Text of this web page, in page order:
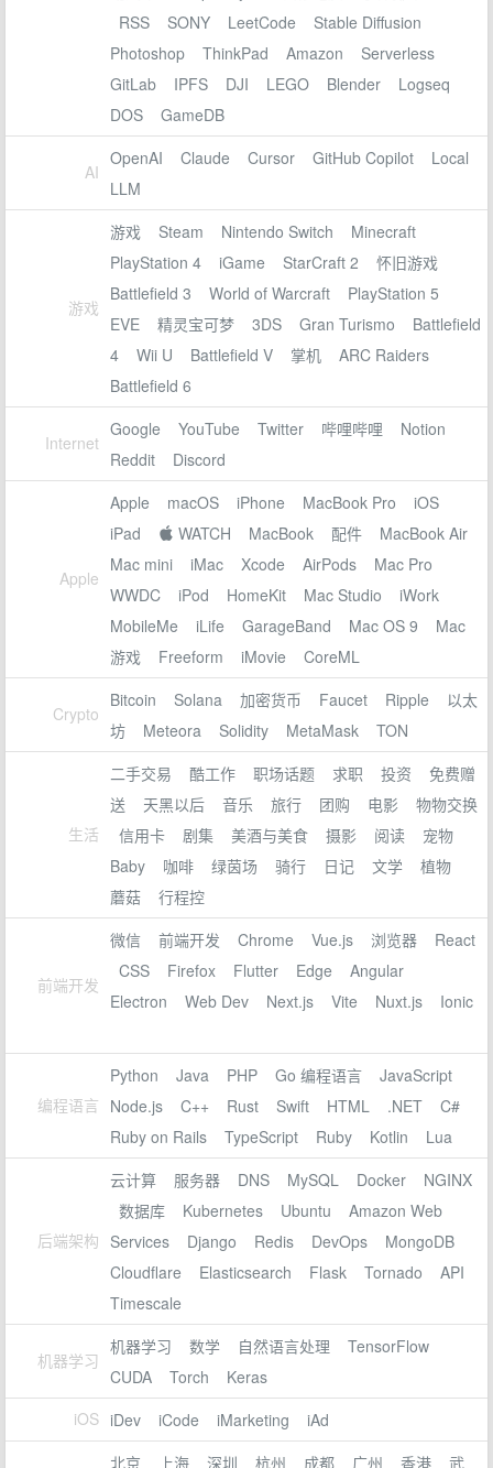
RSS
SONY LeetCode
Stable Diffusion
Photoshop
ThinkPad Amazon
Serverless
GitLab
IPFS DJI LEGO Blender
Logseq
DOS
GameDB
AI
OpenAI Claude Cursor GitHub Copilot
Local
LLM
游戏
游戏 Steam Nintendo Switch
Minecraft
PlayStation 4
iGame StarCraft 2
怀旧游戏
Battlefield 3
World of Warcraft
PlayStation 5
EVE
精灵宝可梦 3DS Gran Turismo
Battlefield
4
Wii U Battlefield V 掌机
ARC Raiders
Battlefield 6
Internet
Google YouTube Twitter 哔哩哔哩
Notion
Reddit
Discord
Apple
Apple macOS iPhone MacBook Pro
iOS
iPad
 WATCH MacBook 配件
MacBook Air
Mac mini
iMac Xcode AirPods
Mac Pro
WWDC
iPod HomeKit Mac Studio
iWork
MobileMe
iLife GarageBand Mac OS 9
Mac
游戏
Freeform iMovie CoreML
Crypto
Bitcoin Solana 加密货币 Faucet Ripple
以太
坊
Meteora Solidity MetaMask TON
生活
二手交易 酷工作 职场话题 求职 投资
免费赠
送
天黑以后 音乐 旅行 团购 电影
物物交换
信用卡
剧集 美酒与美食 摄影 阅读
宠物
Baby
咖啡 绿茵场 骑行 日记 文学
植物
蘑菇
行程控
前端开发
微信 前端开发 Chrome Vue.js 浏览器
React
CSS
Firefox Flutter Edge
Angular
Electron
Web Dev Next.js Vite Nuxt.js Ionic
编程语言
Python Java PHP Go 编程语言
JavaScript
Node.js
C++ Rust Swift HTML .NET
C#
Ruby on Rails
TypeScript Ruby Kotlin Lua
后端架构
云计算 服务器 DNS MySQL Docker
NGINX
数据库
Kubernetes Ubuntu
Amazon Web
Services
Django Redis DevOps
MongoDB
Cloudflare
Elasticsearch Flask Tornado
API
Timescale
机器学习
机器学习 数学 自然语言处理
TensorFlow
CUDA
Torch
Keras
iOS iDev iCode iMarketing
iAd
北京
上海 深圳 杭州 成都 广州 香港 武